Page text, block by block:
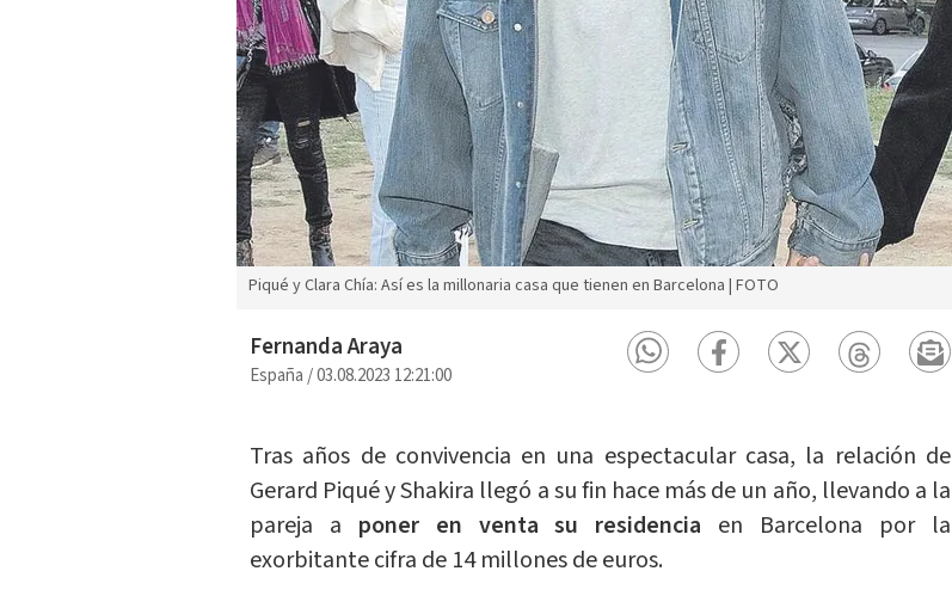
Piqué y Clara Chía: Así es la millonaria casa que tienen en Barcelona | FOTO
Fernanda Araya
España/03.08.2023 12:21:00
Tras años de convivencia en una espectacular casa, la relación de
Gerard Piqué y Shakira llegó a su fin hace más de un año, llevando a la
pareja a poner en venta su residencia en Barcelona por la
exorbitante cifra de 14 millones de euros.